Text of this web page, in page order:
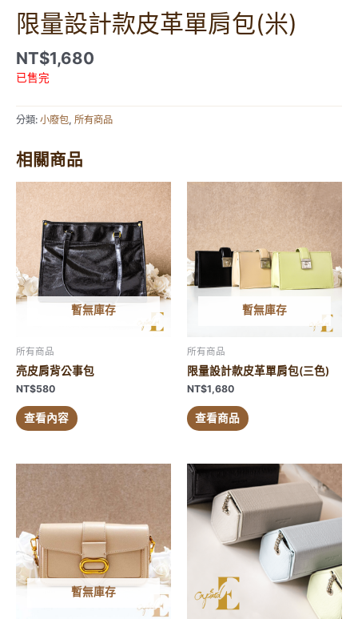
限量設計款皮革單肩包(米)
NT$1,680
已售完
分類: 小廢包, 所有商品
相關商品
暫無庫存
所有商品
亮皮肩背公事包
NT$580
查看內容
暫無庫存
所有商品
限量設計款皮革單肩包(三色)
NT$1,680
查看商品
暫無庫存